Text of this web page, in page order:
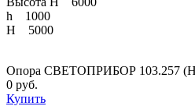
h 1000
Н 5000
Опора СВЕТОПРИБОР 103.257
0 руб.
Купить